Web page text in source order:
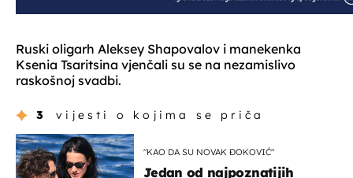
Ruski oligarh Aleksey Shapovalov i manekenka
Ksenia Tsaritsina vjenčali su se na nezamislivo
raskošnoj svadbi.
3 vijesti o kojima se priča
"KAO DA SU NOVAK ĐOKOVIĆ"
Jedan od najpoznatijih